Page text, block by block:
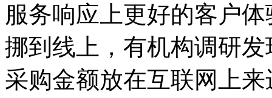
服务响应上更好的客户
挪到线上，有机构调研
采购金额放在互联网上